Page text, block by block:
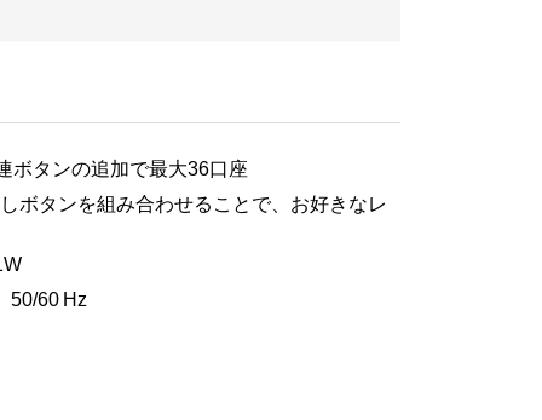
ボタンの追加で最大36口座
ボタンを組み合わせることで、お好きなレ
50/60 Hz